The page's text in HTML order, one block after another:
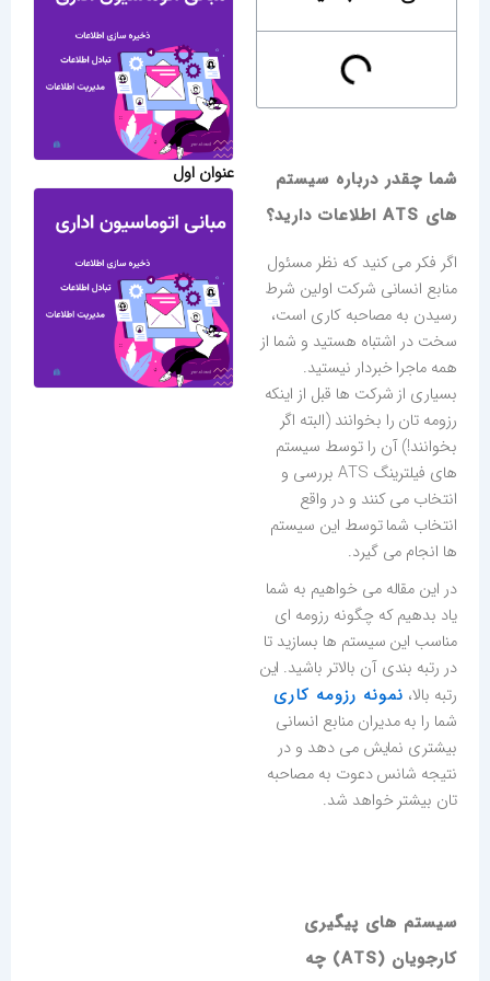
شما چقدر درباره سیستم
های ATS اطلاعات دارید؟
اگر فکر می کنید که نظر مسئول
منابع انسانی شرکت اولین شرط
رسیدن به مصاحبه کاری است،
سخت در اشتباه هستید و شما از
همه ماجرا خبردار نیستید.
بسیاری از شرکت ها قبل از اینکه
رزومه تان را بخوانند (البته اگر
بخوانند!) آن را توسط سیستم
های فیلترینگ ATS بررسی و
انتخاب می کنند و در واقع
انتخاب شما توسط این سیستم
ها انجام می گیرد.
در این مقاله می خواهیم به شما
یاد بدهیم که چگونه رزومه ای
مناسب این سیستم ها بسازید تا
در رتبه بندی آن بالاتر باشید. این
رتبه بالا، نمونه رزومه کاری
شما را به مدیران منابع انسانی
بیشتری نمایش می دهد و در
نتیجه شانس دعوت به مصاحبه
تان بیشتر خواهد شد.
سیستم های پیگیری
کارجویان (ATS) چه
عنوان اول